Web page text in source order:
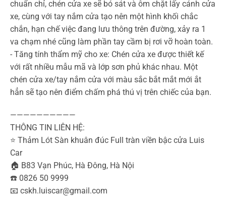
chuẩn chỉ, chén cửa xe sẽ bó sát và ôm chặt lấy cánh cửa
xe, cùng với tay nắm cửa tạo nên một hình khối chắc
chắn, hạn chế việc đang lưu thông trên đường, xảy ra 1
va chạm nhé cũng làm phần tay cầm bị rơi vỡ hoàn toàn.
-️ Tăng tính thẩm mỹ cho xe: Chén cửa xe được thiết kế
với rất nhiều mẫu mã và lớp sơn phủ khác nhau. Một
chén cửa xe/tay nắm cửa với màu sắc bắt mắt mới ắt
hẳn sẽ tạo nên điểm chấm phá thú vị trên chiếc của bạn.
——————————
THÔNG TIN LIÊN HỆ:
⭐️ Thảm Lót Sàn khuân đúc Full tràn viền bậc cửa Luis
Car
🏠 B83 Vạn Phúc, Hà Đông, Hà Nội
☎️ 0826 50 9999
📧 cskh.luiscar@gmail.com